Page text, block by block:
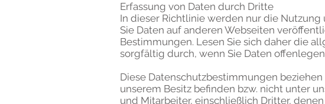
Erfassung von Daten durch Dritte
In dieser Richtlinie werden nur die
Sie Daten auf anderen Webseiten
Bestimmungen. Lesen Sie sich daher die
sorgfältig durch, wenn Sie Daten
Diese Datenschutzbestimmungen
unserem Besitz befinden bzw. nicht unter
und Mitarbeiter, einschließlich Dritter,